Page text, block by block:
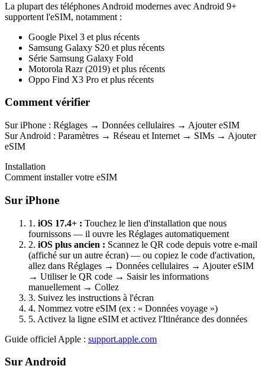
La plupart des téléphones Android modernes avec Android 9+
supportent l'eSIM, notamment :
Google Pixel 3 et plus récents
Samsung Galaxy S20 et plus récents
Série Samsung Galaxy Fold
Motorola Razr (2019) et plus récents
Oppo Find X3 Pro et plus récents
Comment vérifier
Sur iPhone : Réglages → Données cellulaires → Ajouter eSIM
Sur Android : Paramètres → Réseau et Internet → SIMs → Ajouter
eSIM
Installation
Comment installer votre eSIM
Sur iPhone
1. iOS 17.4+ : Touchez le lien d'installation que nous
fournissons — il ouvre les Réglages automatiquement
2. iOS plus ancien : Scannez le QR code depuis votre e-mail
(affiché sur un autre écran) — ou copiez le code d'activation,
allez dans Réglages → Données cellulaires → Ajouter eSIM
→ Utiliser le QR code → Saisir les informations
manuellement → Collez
3. Suivez les instructions à l'écran
4. Nommez votre eSIM (ex : « Données voyage »)
5. Activez la ligne eSIM et activez l'Itinérance des données
Guide officiel Apple : support.apple.com
Sur Android